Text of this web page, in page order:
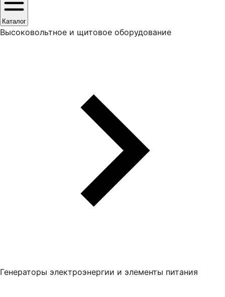
Каталог
Высоковольтное и щитовое оборудование
Генераторы электроэнергии и элементы питания